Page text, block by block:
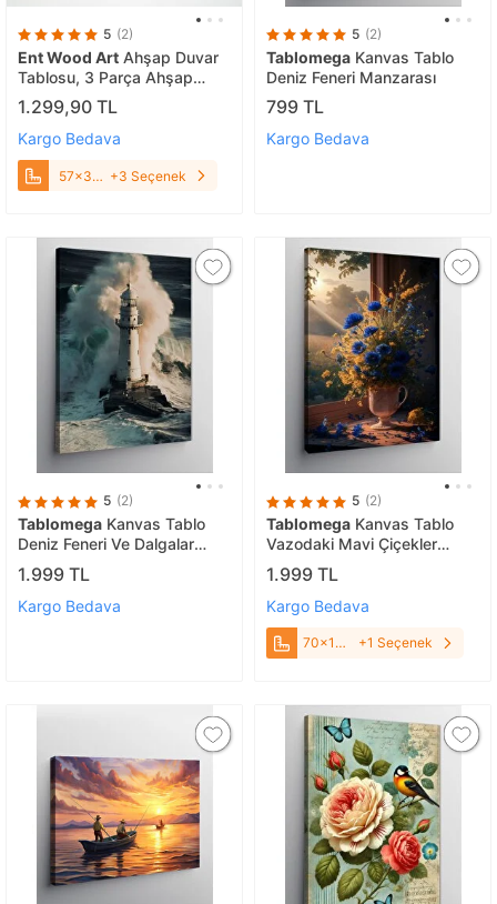
5 (2)
Ent Wood Art Ahşap Duvar
Tablosu, 3 Parça Ahşap
Modern Duvar Dekoru,
Bohem Desen Duvar Paneli,
Ceviz 57x38 cm
1.299,90 TL
Kargo Bedava
57x38
+3 Seçenek
5 (2)
Tablomega Kanvas Tablo
Deniz Feneri Manzarası
799 TL
Kargo Bedava
5 (2)
Tablomega Kanvas Tablo
Deniz Feneri Ve Dalgalar
70x100 cm
1.999 TL
Kargo Bedava
5 (2)
Tablomega Kanvas Tablo
Vazodaki Mavi Çiçekler
70x100 cm
1.999 TL
Kargo Bedava
70x100
+1 Seçenek